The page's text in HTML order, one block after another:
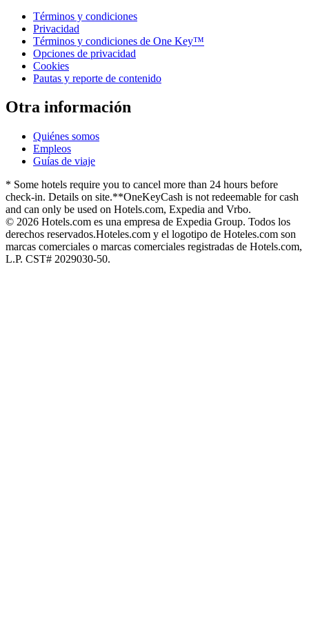
Términos y condiciones
Privacidad
Términos y condiciones de One Key™
Opciones de privacidad
Cookies
Pautas y reporte de contenido
Otra información
Quiénes somos
Empleos
Guías de viaje
* Some hotels require you to cancel more than 24 hours before
check-in. Details on site.**OneKeyCash is not redeemable for cash
and can only be used on Hotels.com, Expedia and Vrbo.
© 2026 Hotels.com es una empresa de Expedia Group. Todos los
derechos reservados.Hoteles.com y el logotipo de Hoteles.com son
marcas comerciales o marcas comerciales registradas de Hotels.com,
L.P. CST# 2029030-50.